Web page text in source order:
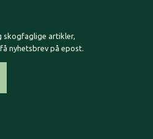
skogfaglige artikler,
nyhetsbrev på epost.